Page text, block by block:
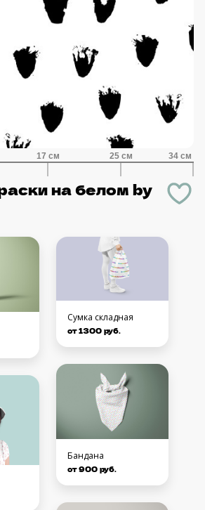
на белом by
Сумка складная
от 1300 руб.
Бандана
от 900 руб.